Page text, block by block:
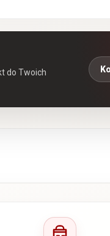
do Twoich